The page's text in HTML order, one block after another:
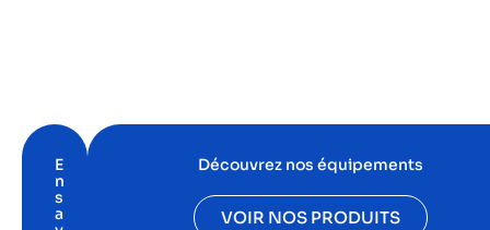
E
n
s
a
Découvrez nos équipements
VOIR NOS PRODUITS